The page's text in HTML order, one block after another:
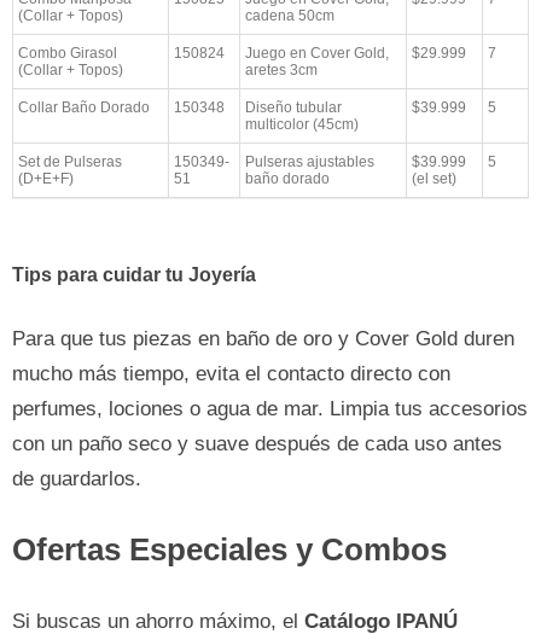
(Collar + Topos)
cadena 50cm
Combo Girasol
(Collar + Topos)
150824
Juego en Cover Gold,
aretes 3cm
$29.999 7
Collar Baño Dorado 150348
Diseño tubular
multicolor (45cm)
$39.999 5
Set de Pulseras
(D+E+F)
150349-
51
Pulseras ajustables
baño dorado
$39.999
(el set)
5
Tips para cuidar tu Joyería
Para que tus piezas en baño de oro y Cover Gold duren
mucho más tiempo, evita el contacto directo con
perfumes, lociones o agua de mar. Limpia tus accesorios
con un paño seco y suave después de cada uso antes
de guardarlos.
Ofertas Especiales y Combos
Si buscas un ahorro máximo, el Catálogo IPANÚ